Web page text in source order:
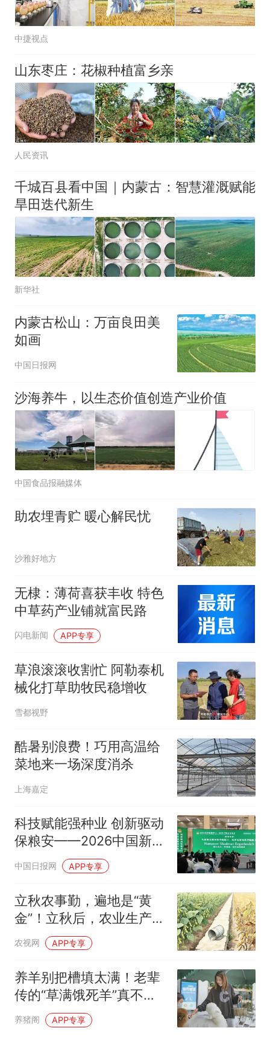
中捷视点
山东枣庄：花椒种植富乡亲
人民资讯
千城百县看中国｜内蒙古：智慧灌溉赋能
旱田迭代新生
新华社
内蒙古松山：万亩良田美
如画
中国日报网
沙海养牛，以生态价值创造产业价值
中国食品报融媒体
助农埋青贮 暖心解民忧
沙雅好地方
无棣：薄荷喜获丰收 特色
中草药产业铺就富民路
闪电新闻 APP专享
草浪滚滚收割忙 阿勒泰机
械化打草助牧民稳增收
雪都视野
酷暑别浪费！巧用高温给
菜地来一场深度消杀
上海嘉定
科技赋能强种业 创新驱动
保粮安——2026中国新疆
第十一届种子展示交易会
中国日报网 APP专享
立秋农事勤，遍地是“黄
金”！立秋后，农业生产该
怎么做？
农视网 APP专享
养羊别把槽填太满！老辈
传的“草满饿死羊”真不是
瞎讲
养猪阁 APP专享